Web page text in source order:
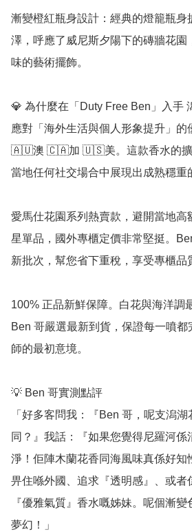
漸變橙紅瓶身設計：經典的燈籠瓶身
澤，呼應了威尼斯夕陽下的磚牆花園
味的藝術擺飾。
💎 為什麼在「Duty Free Ben」入手
應對「海外生活與個人形象提升」
🇦🇺澳 🇨🇦加 🇺🇸美。這款香水的擴
當地任何社交場合中展現出成熟穩重
愛馬仕花園系列熱賣款，避開當地高
星單品，國外專櫃定價非常堅挺。
新批次，幫您省下重稅，享受專櫃品
100% 正品新鮮保障。白花與海洋調
Ben 哥嚴選最新到貨，保證每一噴
師的最初意境。
💡 Ben 哥實測點評
「好多客問我：『Ben 哥，呢支潟
同？』我話：『如果您覺得尼羅河
淨！佢陣木蘭花香同海風味真係好知
畀住喺外國、追求『透明感』、或者
『優雅氣質』香水嘅姊妹。呢個漸
夢幻！」